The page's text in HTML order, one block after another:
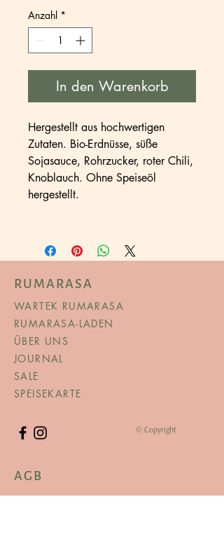
Gramm
Anzahl *
In den Warenkorb
Hergestellt aus hochwertigen
Zutaten. Bio-Erdnüsse, süße
Sojasauce, Rohrzucker, roter Chili,
Knoblauch. Ohne Speiseöl
hergestellt.
RUMARASA
WARTEK RUMARASA
RUMARASA-LADEN
ÜBER UNS
JOURNAL
SALE
SPEISEKARTE
© Copyright
AGB